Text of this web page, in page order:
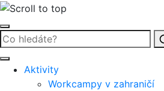
Vyhledat
Aktivity
Workcampy v zahraničí